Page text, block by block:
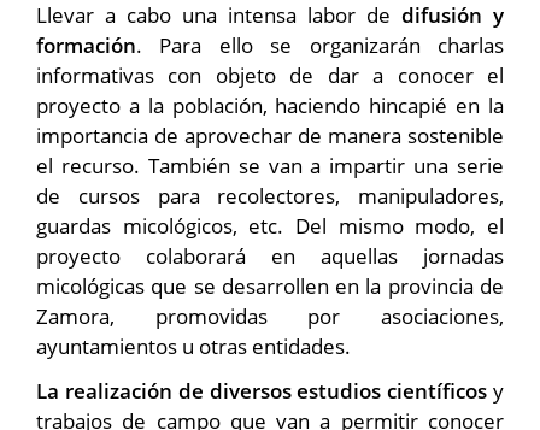
Llevar a cabo una intensa labor de difusión y
formación. Para ello se organizarán charlas
informativas con objeto de dar a conocer el
proyecto a la población, haciendo hincapié en la
importancia de aprovechar de manera sostenible
el recurso. También se van a impartir una serie
de cursos para recolectores, manipuladores,
guardas micológicos, etc. Del mismo modo, el
proyecto colaborará en aquellas jornadas
micológicas que se desarrollen en la provincia de
Zamora, promovidas por asociaciones,
ayuntamientos u otras entidades.
La realización de diversos estudios científicos y
trabajos de campo que van a permitir conocer